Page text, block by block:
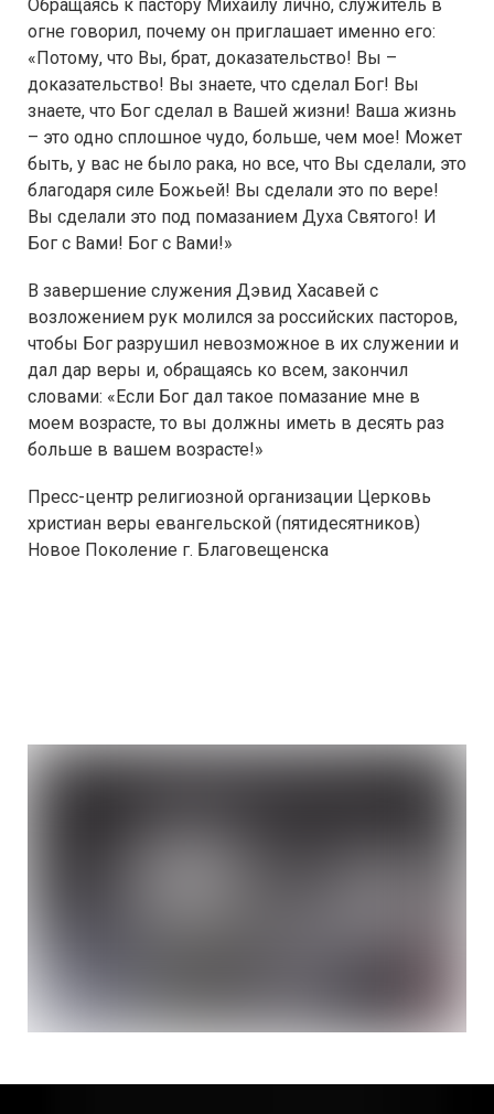
Обращаясь к пастору Михаилу лично, служитель в
огне говорил, почему он приглашает именно его:
«Потому, что Вы, брат, доказательство! Вы –
доказательство! Вы знаете, что сделал Бог! Вы
знаете, что Бог сделал в Вашей жизни! Ваша жизнь
– это одно сплошное чудо, больше, чем мое! Может
быть, у вас не было рака, но все, что Вы сделали, это
благодаря силе Божьей! Вы сделали это по вере!
Вы сделали это под помазанием Духа Святого! И
Бог с Вами! Бог с Вами!»
В завершение служения Дэвид Хасавей с
возложением рук молился за российских пасторов,
чтобы Бог разрушил невозможное в их служении и
дал дар веры и, обращаясь ко всем, закончил
словами: «Если Бог дал такое помазание мне в
моем возрасте, то вы должны иметь в десять раз
больше в вашем возрасте!»
Пресс-центр религиозной организации Церковь
христиан веры евангельской (пятидесятников)
Новое Поколение г. Благовещенска